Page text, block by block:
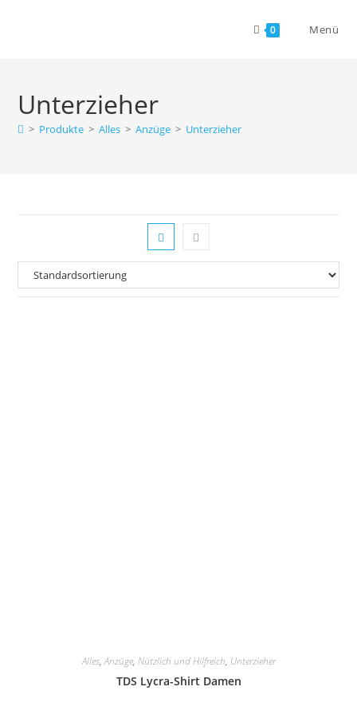
0 Menü
Unterzieher
> Produkte > Alles > Anzüge > Unterzieher
Alles,Anzüge, Nützlich und Hilfreich, Unterzieher
TDS Lycra-Shirt Damen